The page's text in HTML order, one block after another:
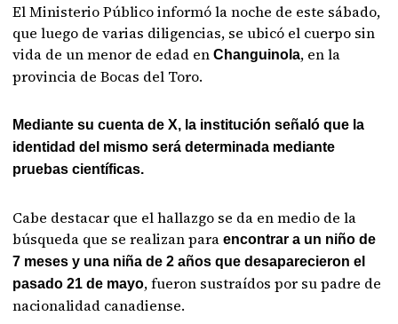
El Ministerio Público informó la noche de este sábado,
que luego de varias diligencias, se ubicó el cuerpo sin
vida de un menor de edad enChanguinola, en la
provincia de Bocas del Toro.
Mediante su cuenta de X, la institución señaló que la
identidad del mismo será determinada mediante
pruebas científicas.
Cabe destacar que el hallazgo se da en medio de la
búsqueda que se realizan paraencontrar a un niño de
7 meses y una niña de 2 años que desaparecieron el
pasado 21 de mayo, fueron sustraídos por su padre de
nacionalidad canadiense.